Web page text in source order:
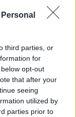
third parties, or
for
opt-out
that after your
seeing
utilized by
parties prior to